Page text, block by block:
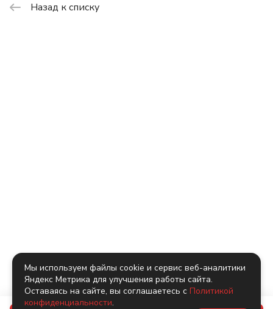
Назад к списку
Мы используем файлы cookie и сервис веб-аналитики
Яндекс Метрика для улучшения работы сайта.
Оставаясь на сайте, вы соглашаетесь с Политикой
конфиденциальности.